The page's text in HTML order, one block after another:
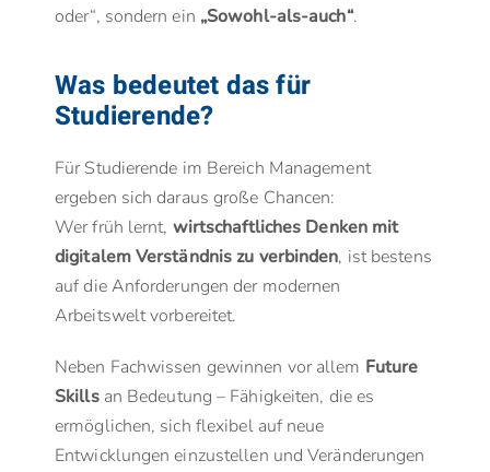
oder“, sondern ein „Sowohl-als-auch“.
Was bedeutet das für
Studierende?
Für Studierende im Bereich Management
ergeben sich daraus große Chancen:
Wer früh lernt, wirtschaftliches Denken mit
digitalem Verständnis zu verbinden, ist bestens
auf die Anforderungen der modernen
Arbeitswelt vorbereitet.
Neben Fachwissen gewinnen vor allem Future
Skillsan Bedeutung – Fähigkeiten, die es
ermöglichen, sich flexibel auf neue
Entwicklungen einzustellen und Veränderungen